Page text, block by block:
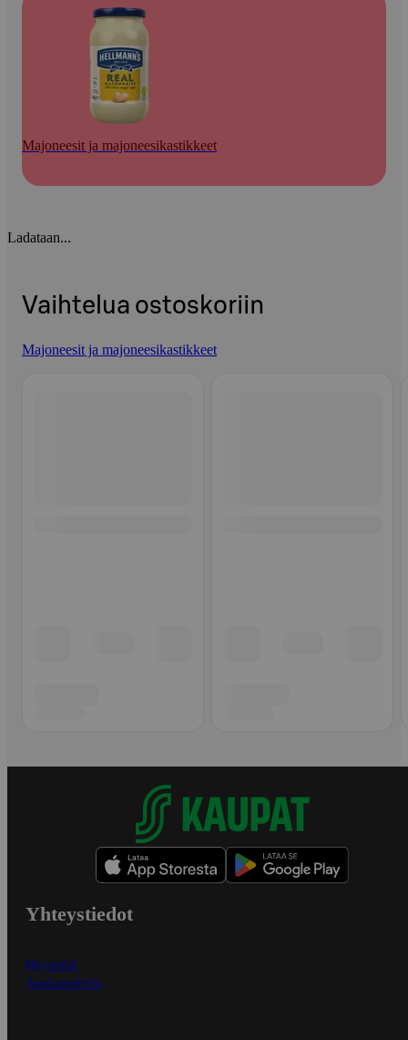
Majoneesit ja majoneesikastikkeet
Ladataan...
Vaihtelua ostoskoriin
Majoneesit ja majoneesikastikkeet
Yhteystiedot
Myymälät
Asiakaspalvelu